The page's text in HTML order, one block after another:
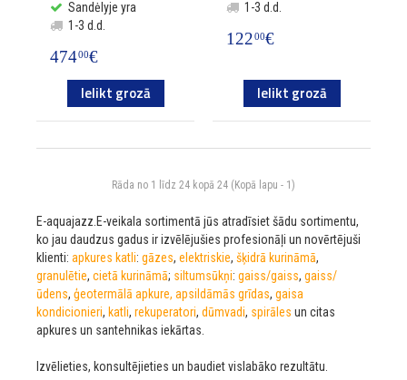
Sandėlyje yra
1-3 d.d.
47400€
Ielikt grozā
1-3 d.d.
12200€
Ielikt grozā
Rāda no 1 līdz 24 kopā 24 (Kopā lapu - 1)
E-aquajazz.E-veikala sortimentā jūs atradīsiet šādu sortimentu,
ko jau daudzus gadus ir izvēlējušies profesionāļi un novērtējuši
klienti: apkures katli: gāzes, elektriskie, šķidrā kurināmā,
granulētie, cietā kurināmā; siltumsūkņi: gaiss/gaiss, gaiss/
ūdens, ģeotermālā apkure, apsildāmās grīdas, gaisa
kondicionieri, katli, rekuperatori, dūmvadi, spirāles un citas
apkures un santehnikas iekārtas.
Izvēlieties, konsultējieties un baudiet vislabāko rezultātu.